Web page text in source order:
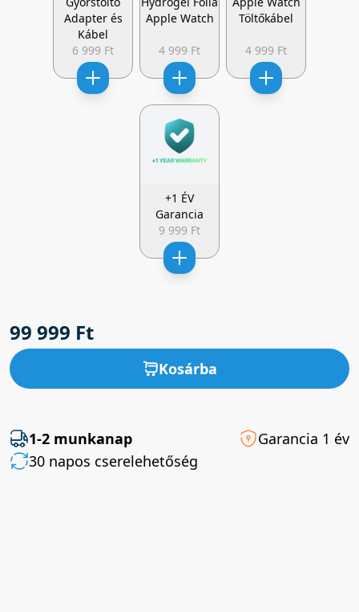
Adapter és
Kábel
6 999 Ft
Apple Watch
4 999 Ft
Töltőkábel
4 999 Ft
+1 ÉV
Garancia
9 999 Ft
99 999 Ft
Kosárba
1-2 munkanap
Garancia 1 év
30 napos cserelehetőség